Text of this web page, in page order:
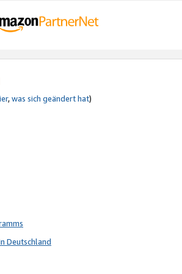
,was sich geändert hat)
Deutschland